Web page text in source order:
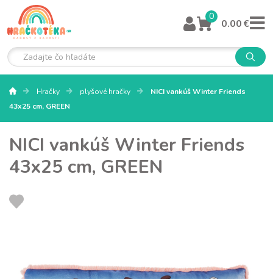
0
0.00 €
Hračky plyšové hračky
NICI vankúš Winter Friends
43x25 cm, GREEN
NICI vankúš Winter Friends
43x25 cm, GREEN